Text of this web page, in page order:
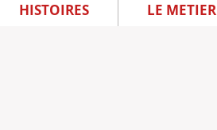
HISTOIRES LE METIER